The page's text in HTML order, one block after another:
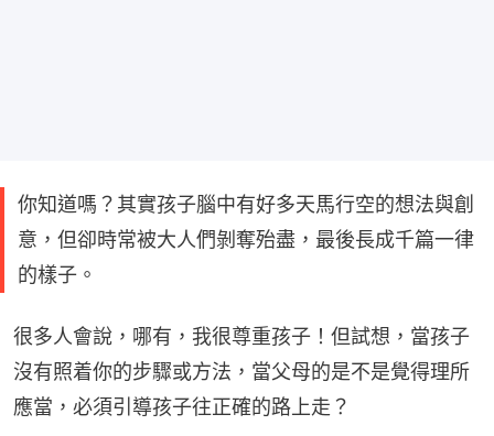
你知道嗎？其實孩子腦中有好多天馬行空的想法與創
意，但卻時常被大人們剝奪殆盡，最後長成千篇一律
的樣子。
很多人會說，哪有，我很尊重孩子！但試想，當孩子
沒有照着你的步驟或方法，當父母的是不是覺得理所
應當，必須引導孩子往正確的路上走？